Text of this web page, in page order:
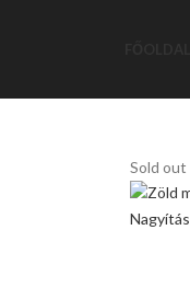
Sold out
Nagyítás